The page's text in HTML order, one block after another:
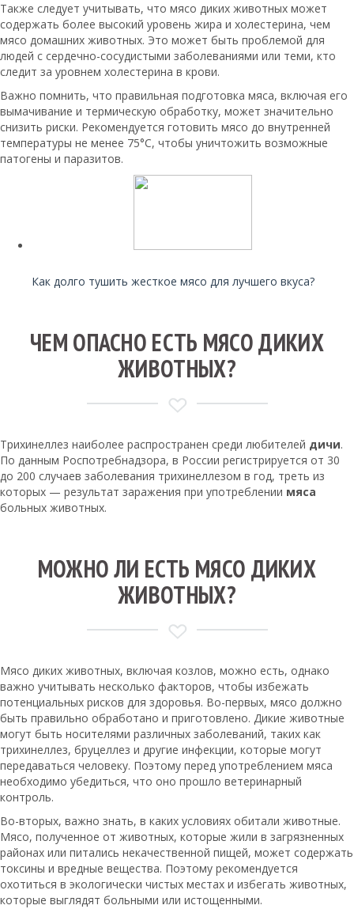
Также следует учитывать, что мясо диких животных может
содержать более высокий уровень жира и холестерина, чем
мясо домашних животных. Это может быть проблемой для
людей с сердечно-сосудистыми заболеваниями или теми, кто
следит за уровнем холестерина в крови.
Важно помнить, что правильная подготовка мяса, включая его
вымачивание и термическую обработку, может значительно
снизить риски. Рекомендуется готовить мясо до внутренней
температуры не менее 75°C, чтобы уничтожить возможные
патогены и паразитов.
Как долго тушить жесткое мясо для лучшего вкуса?
ЧЕМ ОПАСНО ЕСТЬ МЯСО ДИКИХ
ЖИВОТНЫХ?
Трихинеллез наиболее распространен среди любителей дичи.
По данным Роспотребнадзора, в России регистрируется от 30
до 200 случаев заболевания трихинеллезом в год, треть из
которых — результат заражения при употреблении мяса
больных животных.
МОЖНО ЛИ ЕСТЬ МЯСО ДИКИХ
ЖИВОТНЫХ?
Мясо диких животных, включая козлов, можно есть, однако
важно учитывать несколько факторов, чтобы избежать
потенциальных рисков для здоровья. Во-первых, мясо должно
быть правильно обработано и приготовлено. Дикие животные
могут быть носителями различных заболеваний, таких как
трихинеллез, бруцеллез и другие инфекции, которые могут
передаваться человеку. Поэтому перед употреблением мяса
необходимо убедиться, что оно прошло ветеринарный
контроль.
Во-вторых, важно знать, в каких условиях обитали животные.
Мясо, полученное от животных, которые жили в загрязненных
районах или питались некачественной пищей, может содержать
токсины и вредные вещества. Поэтому рекомендуется
охотиться в экологически чистых местах и избегать животных,
которые выглядят больными или истощенными.